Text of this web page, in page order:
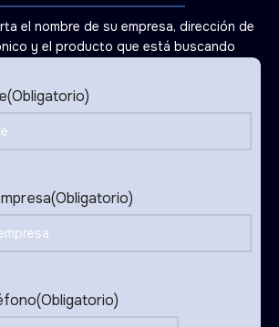
el nombre de su empresa, dirección de
y el producto que está buscando
(Obligatorio)
(Obligatorio)
(Obligatorio)